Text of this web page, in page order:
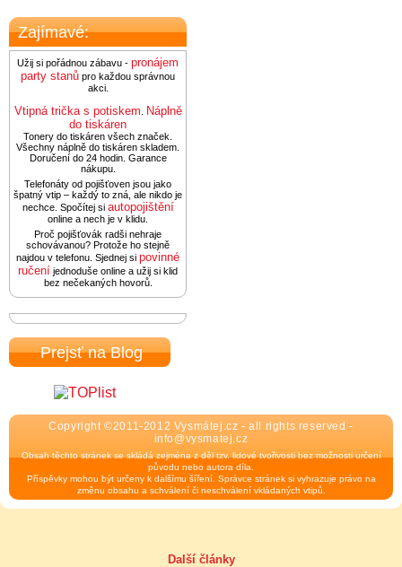
Zajímavé:
Užij si pořádnou zábavu - pronájem
party stanů pro každou správnou
akci.
Vtipná trička s potiskem Náplně
do tiskáren
Tonery do tiskáren všech značek.
Všechny náplně do tiskáren skladem.
Doručení do 24 hodin. Garance
nákupu.
Telefonáty od pojišťoven jsou jako
špatný vtip – každý to zná, ale nikdo je
nechce. Spočítej si autopojištění
online a nech je v klidu.
Proč pojišťovák radši nehraje
schovávanou? Protože ho stejně
najdou v telefonu. Sjednej si povinné
ručení jednoduše online a užij si klid
bez nečekaných hovorů.
Prejsť na Blog
Copyright ©2011-2012 Vysmátej.cz - all rights reserved -
info@vysmatej.cz
Obsah těchto stránek se skládá zejména z děl tzv. lidové tvořivosti bez možnosti určení
původu nebo autora díla.
Příspěvky mohou být určeny k dalšímu šíření. Správce stránek si vyhrazuje právo na
změnu obsahu a schválení či neschválení vkládaných vtipů.
Další články